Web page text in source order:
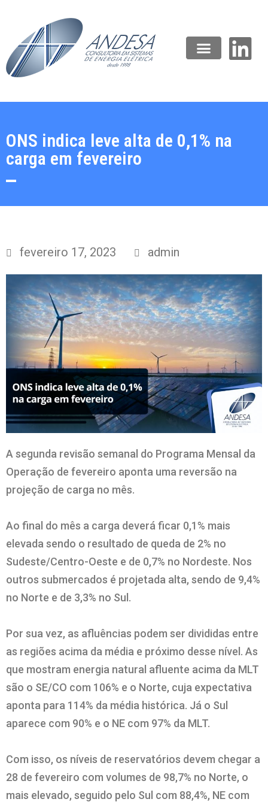
ONS indica leve alta de 0,1% na
carga em fevereiro
fevereiro 17, 2023 admin
A segunda revisão semanal do Programa Mensal da
Operação de fevereiro aponta uma reversão na
projeção de carga no mês.
Ao final do mês a carga deverá ficar 0,1% mais
elevada sendo o resultado de queda de 2% no
Sudeste/Centro-Oeste e de 0,7% no Nordeste. Nos
outros submercados é projetada alta, sendo de 9,4%
no Norte e de 3,3% no Sul.
Por sua vez, as afluências podem ser divididas entre
as regiões acima da média e próximo desse nível. As
que mostram energia natural afluente acima da MLT
são o SE/CO com 106% e o Norte, cuja expectativa
aponta para 114% da média histórica. Já o Sul
aparece com 90% e o NE com 97% da MLT.
Com isso, os níveis de reservatórios devem chegar a
28 de fevereiro com volumes de 98,7% no Norte, o
mais elevado, seguido pelo Sul com 88,4%, NE com